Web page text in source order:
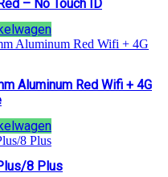
– No Touch ID
Aluminum Red Wifi + 4G
8 Plus